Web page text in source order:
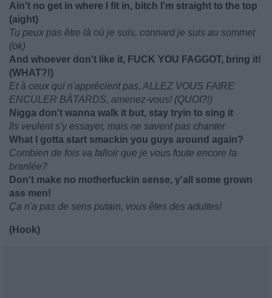
Ain't no get in where I fit in, bitch I'm straight to the top
(aight)
Tu peux pas être là où je suis, connard je suis au sommet
(ok)
And whoever don't like it, FUCK YOU FAGGOT, bring it!
(WHAT?!)
Et à ceux qui n'apprécient pas, ALLEZ VOUS FAIRE
ENCULER BÂTARDS, amenez-vous! (QUOI?!)
Nigga don't wanna walk it but, stay tryin to sing it
Ils veulent s'y essayer, mais ne savent pas chanter
What I gotta start smackin you guys around again?
Combien de fois va falloir que je vous foute encore la
branlée?
Don't make no motherfuckin sense, y'all some grown
ass men!
Ça n'a pas de sens putain, vous êtes des adultes!
(Hook)